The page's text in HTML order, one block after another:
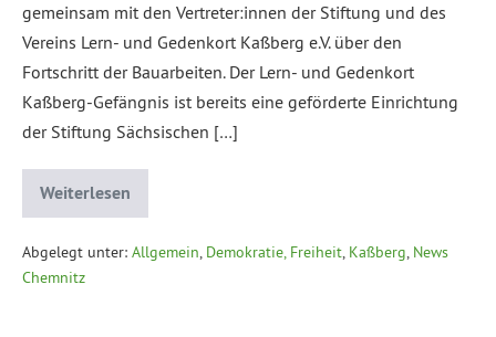
gemeinsam mit den Vertreter:innen der Stiftung und des
Vereins Lern- und Gedenkort Kaßberg e.V. über den
Fortschritt der Bauarbeiten. Der Lern- und Gedenkort
Kaßberg-Gefängnis ist bereits eine geförderte Einrichtung
der Stiftung Sächsischen […]
Weiterlesen
Abgelegt unter: Allgemein, Demokratie, Freiheit, Kaßberg, News
Chemnitz